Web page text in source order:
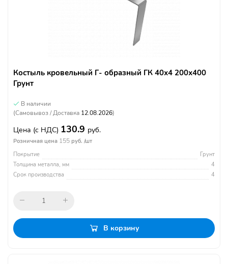
Костыль кровельный Г- образный ГК 40х4 200х400
Грунт
В наличии
(Самовывоз / Доставка 12.08.2026)
Цена (с НДС) 130.9 руб.
Розничная цена 155 руб. /шт
Покрытие
Грунт
Толщина металла, мм
4
Срок производства
4
В корзину